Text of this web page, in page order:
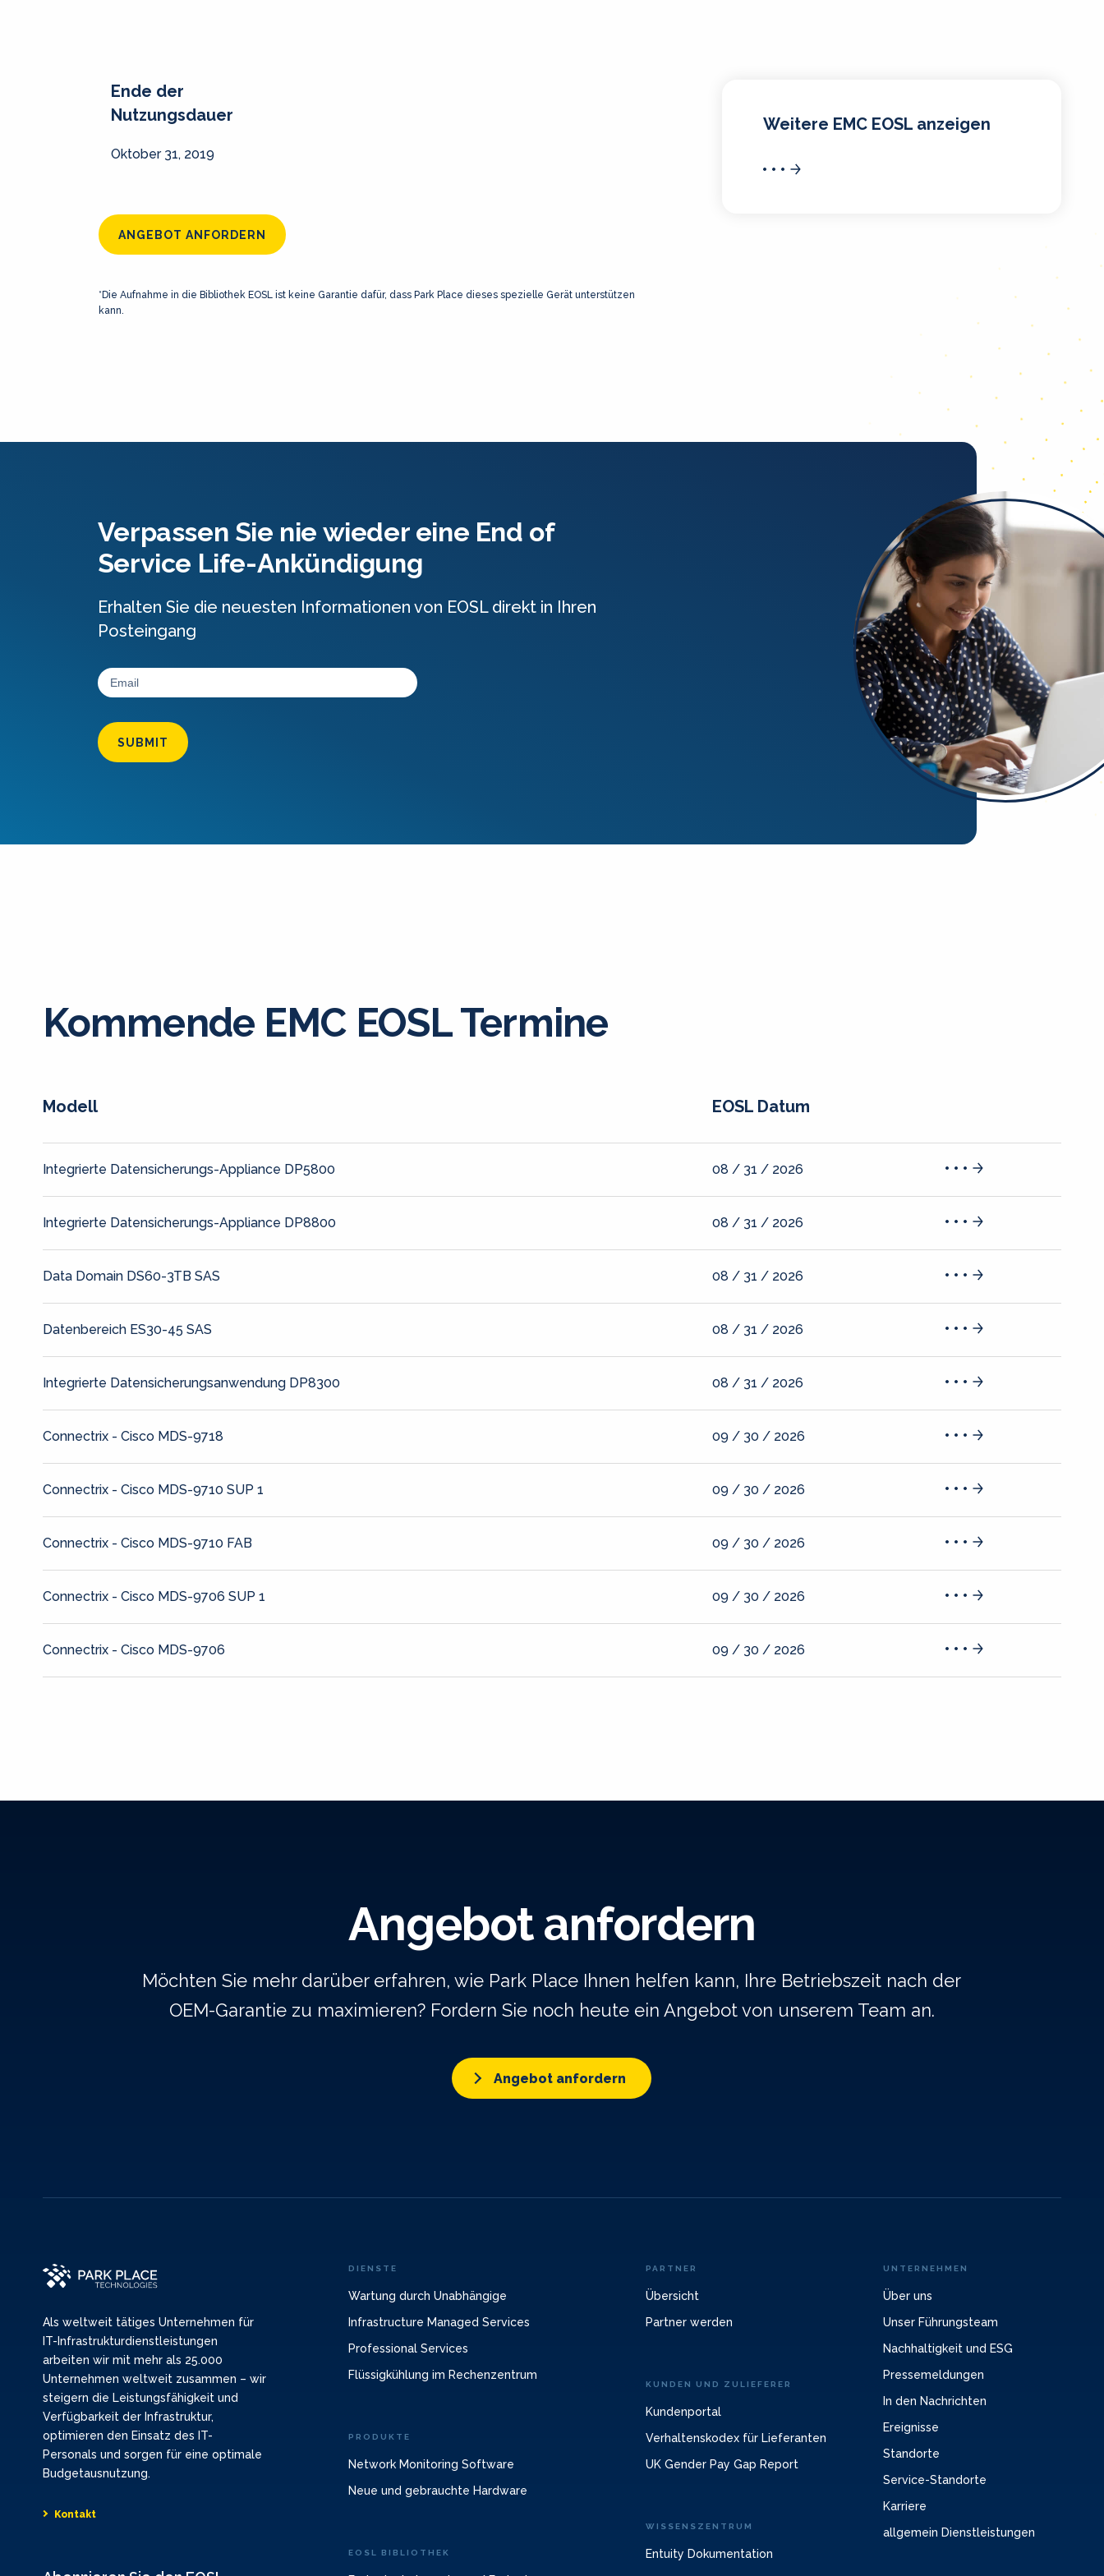
Ende der
Nutzungsdauer
Oktober 31, 2019
ANGEBOT ANFORDERN
*Die Aufnahme in die Bibliothek EOSL ist keine Garantie dafür, dass Park Place dieses spezielle Gerät unterstützen
kann.
Weitere EMC EOSL anzeigen
Verpassen Sie nie wieder eine End of
Service Life-Ankündigung
Erhalten Sie die neuesten Informationen von EOSL direkt in Ihren
Posteingang
SUBMIT
Kommende EMC EOSL Termine
Modell EOSL Datum
Integrierte Datensicherungs-Appliance DP5800 08 / 31 / 2026
Integrierte Datensicherungs-Appliance DP8800 08 / 31 / 2026
Data Domain DS60-3TB SAS 08 / 31 / 2026
Datenbereich ES30-45 SAS 08 / 31 / 2026
Integrierte Datensicherungsanwendung DP8300 08 / 31 / 2026
Connectrix - Cisco MDS-9718 09 / 30 / 2026
Connectrix - Cisco MDS-9710 SUP 1 09 / 30 / 2026
Connectrix - Cisco MDS-9710 FAB 09 / 30 / 2026
Connectrix - Cisco MDS-9706 SUP 1 09 / 30 / 2026
Connectrix - Cisco MDS-9706 09 / 30 / 2026
Angebot anfordern
Möchten Sie mehr darüber erfahren, wie Park Place Ihnen helfen kann, Ihre Betriebszeit nach der
OEM-Garantie zu maximieren? Fordern Sie noch heute ein Angebot von unserem Team an.
Angebot anfordern
Als weltweit tätiges Unternehmen für
IT-Infrastrukturdienstleistungen
arbeiten wir mit mehr als 25.000
Unternehmen weltweit zusammen – wir
steigern die Leistungsfähigkeit und
Verfügbarkeit der Infrastruktur,
optimieren den Einsatz des IT-
Personals und sorgen für eine optimale
Budgetausnutzung.
Kontakt
DIENSTE
Wartung durch Unabhängige
Infrastructure Managed Services
Professional Services
Flüssigkühlung im Rechenzentrum
PRODUKTE
Network Monitoring Software
Neue und gebrauchte Hardware
EOSL BIBLIOTHEK
PARTNER
Übersicht
Partner werden
KUNDEN UND ZULIEFERER
Kundenportal
Verhaltenskodex für Lieferanten
UK Gender Pay Gap Report
WISSENSZENTRUM
Entuity Dokumentation
UNTERNEHMEN
Über uns
Unser Führungsteam
Nachhaltigkeit und ESG
Pressemeldungen
In den Nachrichten
Ereignisse
Standorte
Service-Standorte
Karriere
allgemein Dienstleistungen